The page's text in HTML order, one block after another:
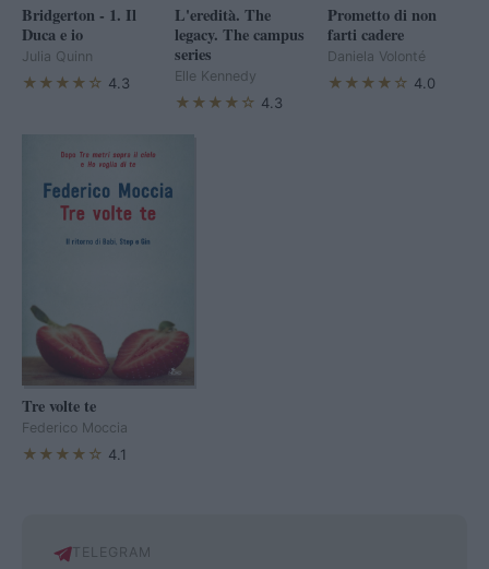
Bridgerton - 1. Il
Duca e io
Julia Quinn
★★★★☆ 4.3
L'eredità. The
legacy. The campus
series
Elle Kennedy
★★★★☆ 4.3
Prometto di non
farti cadere
Daniela Volonté
★★★★☆ 4.0
Tre volte te
Federico Moccia
★★★★☆ 4.1
TELEGRAM